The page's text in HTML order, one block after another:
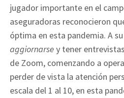
jugador importante en el
aseguradoras reconocieron
óptima en esta pandemia. A
aggiornarse y tener
de Zoom, comenzando a
perder de vista la atención
escala del 1 al 10, en esta